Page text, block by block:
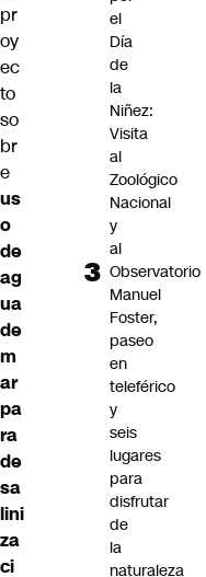
pr
oy
ec
to
so
br
e
us
o
de
ag
ua
de
m
ar
pa
ra
de
sa
lini
za
ci
el
Día
de
la
Niñez:
Visita
al
Zoológico
Nacional
y
al
Observatorio
Manuel
Foster,
paseo
en
teleférico
y
seis
lugares
para
disfrutar
de
la
naturaleza